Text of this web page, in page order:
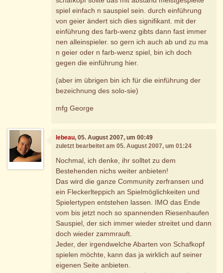
spiel einfach n sauspiel sein. durch einführung
von geier ändert sich dies signifikant. mit der
einführung des farb-wenz gibts dann fast immer
nen alleinspieler. so gern ich auch ab und zu ma
n geier oder n farb-wenz spiel, bin ich doch
gegen die einführung hier.
(aber im übrigen bin ich für die einführung der
bezeichnung des solo-sie)
mfg George
lebeau, 05. August 2007, um 00:49
zuletzt bearbeitet am 05. August 2007, um 01:24
Nochmal, ich denke, ihr solltet zu dem
Bestehenden nichs weiter anbieten!
Das wird die ganze Community zerfransen und
ein Fleckerlteppich an Spielmöglichkeiten und
Spielertypen entstehen lassen. IMO das Ende
vom bis jetzt noch so spannenden Riesenhaufen
Sauspiel, der sich immer wieder streitet und dann
doch wieder zammrauft.
Jeder, der irgendwelche Abarten von Schafkopf
spielen möchte, kann das ja wirklich auf seiner
eigenen Seite anbieten.